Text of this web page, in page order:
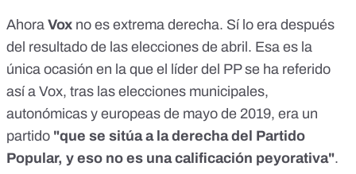
Ahora Vox no es extrema derecha. Sí lo era después
del resultado de las elecciones de abril. Esa es la
única ocasión en la que el líder del PP se ha referido
así a Vox, tras las elecciones municipales,
autonómicas y europeas de mayo de 2019, era un
partido "que se sitúa a la derecha del Partido
Popular, y eso no es una calificación peyorativa".